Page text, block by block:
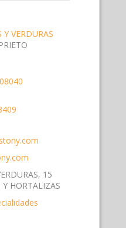
VERDURAS
08040
, 15
Y HORTALIZAS